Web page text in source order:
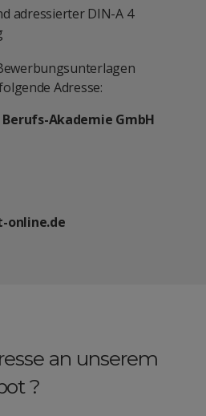
adressierter DIN-A 4
Adresse:
Akademie GmbH
online.de
an unserem
?